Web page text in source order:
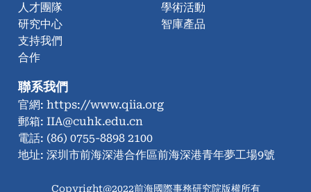
人才團隊
研究中心
支持我們
合作
學術活動
智庫產品
聯系我們
官網: https://www.qiia.org
郵箱: IIA@cuhk.edu.cn
電話: (86) 0755-8898 2100
地址: 深圳市前海深港合作區前海深港青年夢工場9號
Copyright@2022前海國際事務研究院版權所有